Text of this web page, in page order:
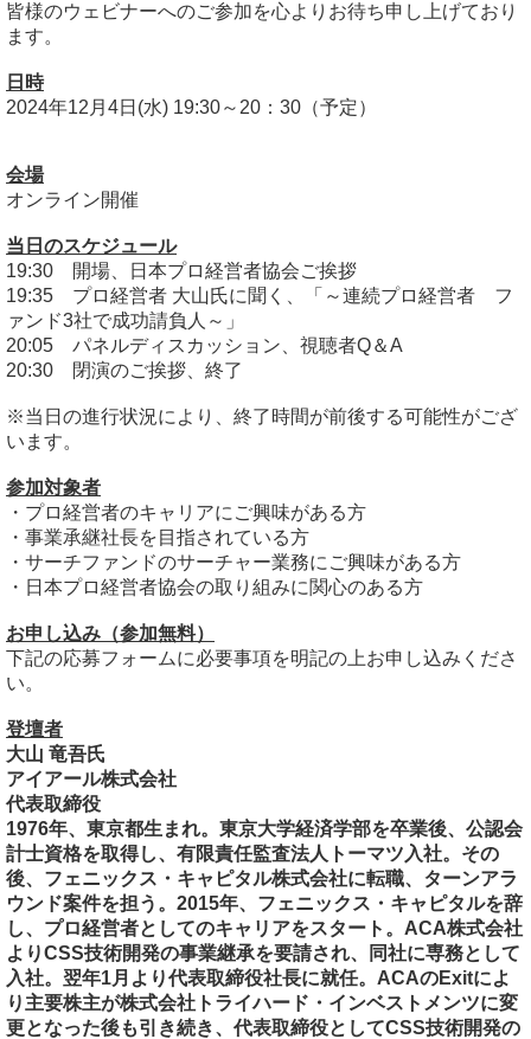
皆様のウェビナーへのご参加を心よりお待ち申し上げており
ます。
日時
2024年12月4日(水) 19:30～20：30（予定）
会場
オンライン開催
当日のスケジュール
19:30 開場、日本プロ経営者協会ご挨拶
19:35 プロ経営者 大山氏に聞く、「～連続プロ経営者 フ
ァンド3社で成功請負人～」
20:05 パネルディスカッション、視聴者Q＆A
20:30 閉演のご挨拶、終了
※当日の進行状況により、終了時間が前後する可能性がござ
います。
参加対象者
・プロ経営者のキャリアにご興味がある方
・事業承継社長を目指されている方
・サーチファンドのサーチャー業務にご興味がある方
・日本プロ経営者協会の取り組みに関心のある方
お申し込み（参加無料）
下記の応募フォームに必要事項を明記の上お申し込みくださ
い。
登壇者
大山 竜吾氏
アイアール株式会社
代表取締役
1976年、東京都生まれ。東京大学経済学部を卒業後、公認会
計士資格を取得し、有限責任監査法人トーマツ入社。その
後、フェニックス・キャピタル株式会社に転職、ターンアラ
ウンド案件を担う。2015年、フェニックス・キャピタルを辞
し、プロ経営者としてのキャリアをスタート。ACA株式会社
よりCSS技術開発の事業継承を要請され、同社に専務として
入社。翌年1月より代表取締役社長に就任。ACAのExitによ
り主要株主が株式会社トライハード・インベストメンツに変
更となった後も引き続き、代表取締役としてCSS技術開発の